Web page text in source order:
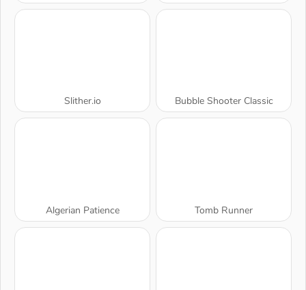
Slither.io Bubble Shooter Classic
Algerian Patience Tomb Runner